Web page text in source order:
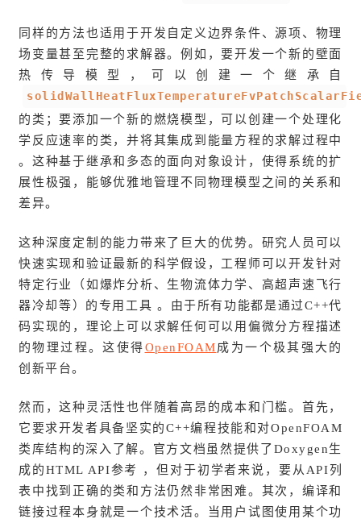
同样的方法也适用于开发自定义边界条件、源项、物理
场变量甚至完整的求解器。例如，要开发一个新的壁面
热传导模型，可以创建一个继承自
的类；要添加一个新的燃烧模型，可以创建一个处理化
学反应速率的类，并将其集成到能量方程的求解过程中
。这种基于继承和多态的面向对象设计，使得系统的扩
展性极强，能够优雅地管理不同物理模型之间的关系和
差异。
这种深度定制的能力带来了巨大的优势。研究人员可以
快速实现和验证最新的科学假设，工程师可以开发针对
特定行业（如爆炸分析、生物流体力学、高超声速飞行
器冷却等）的专用工具 。由于所有功能都是通过C++代
码实现的，理论上可以求解任何可以用偏微分方程描述
的物理过程。这使得OpenFOAM成为一个极其强大的
创新平台。
然而，这种灵活性也伴随着高昂的成本和门槛。首先，
它要求开发者具备坚实的C++编程技能和对OpenFOAM
类库结构的深入了解。官方文档虽然提供了Doxygen生
成的HTML API参考 ，但对于初学者来说，要从API列
表中找到正确的类和方法仍然非常困难。其次，编译和
链接过程本身就是一个技术活。当用户试图使用某个功